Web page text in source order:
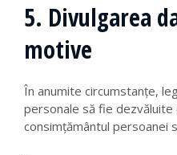
5. Divulgarea
motive
În anumite circumstanțe,
personale să fie
consimțământul persoanei